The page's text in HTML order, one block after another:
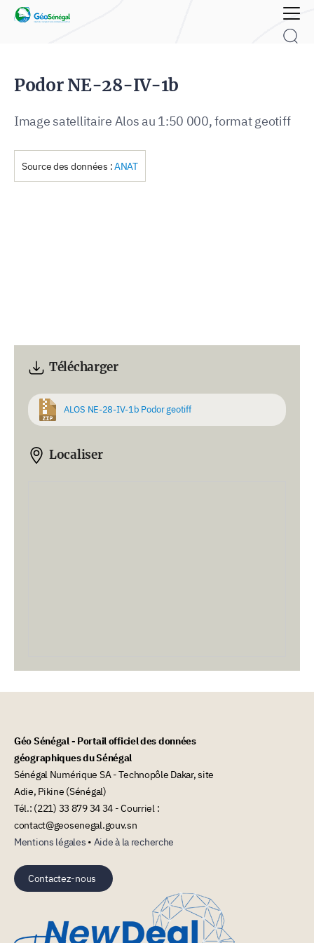
Rechercher :
Podor NE-28-IV-1b
Image satellitaire Alos au 1:50 000, format geotiff
Source des données :ANAT
Télécharger
ALOS NE-28-IV-1b Podor geotiff
Localiser
Géo Sénégal - Portail officiel des données
géographiques du Sénégal
Sénégal Numérique SA - Technopôle Dakar, site
Adie, Pikine (Sénégal)
Tél.: (221) 33 879 34 34 - Courriel :
contact@geosenegal.gouv.sn
Mentions légales • Aide à la recherche
Contactez-nous